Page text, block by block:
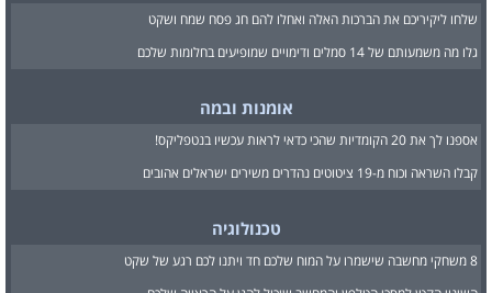
שלחו ליקיריכם את הברכות האלה ואחלו להם חג פסח שמח ושקט
גלו מה משמעותם של 14 סמלים ודימויים שמופיעים בחלומות שלכם
אומנות ובמה
אספנו לך את 20 הקומדיות שהכי כדאי לראות עכשיו בנטפליקס!
קבלו השראה וכוח מ-19 ציטוטים נהדרים משירים ישראלים אהובים
טכנולוגיה
8 משחקי מחשבה שישמרו על המוח שלכם חד ויתנו לכם רגע של שקט